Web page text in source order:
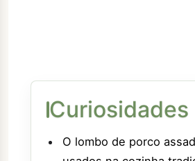
Curiosidades
O lombo de porco